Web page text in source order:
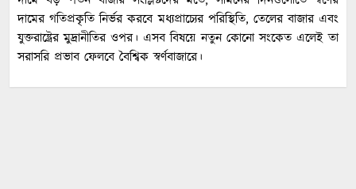
দামের গতিপ্রকৃতি নির্ভর করবে মধ্যপ্রাচ্যের পরিস্থিতি, তেলের বাজার এবং
যুক্তরাষ্ট্রের মুদ্রানীতির ওপর। এসব বিষয়ে নতুন কোনো সংকেত এলেই তা
সরাসরি প্রভাব ফেলবে বৈশ্বিক স্বর্ণবাজারে।